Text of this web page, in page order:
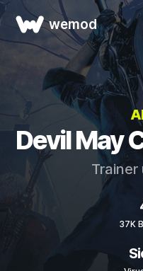
wemod
Devil May
37K